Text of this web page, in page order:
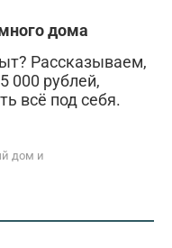
дома
Рассказываем,
000 рублей,
всё под себя.
дом и